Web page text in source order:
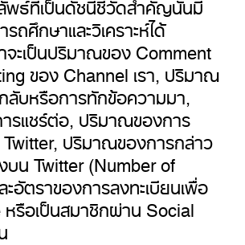
ถศึกษาและวิเคราะห์ได้
จะเป็นปริมาณของ Comment
ของ Channel เรา, ปริมาณ
บหรือการทักข้อความมา,
รแชร์ต่อ, ปริมาณของการ
ปริมาณของการกล่าว
น Twitter (Number of
อัตราของการลงทะเบียนเพื่อ
รือเป็นสมาชิกผ่าน Social